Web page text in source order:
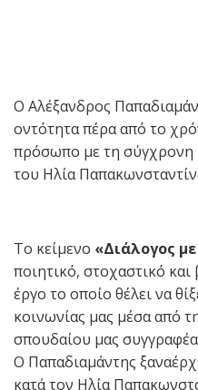
Ο Αλέξανδρος
οντότητα πέρα από το
πρόσωπο με τη σύγχρονη
του Ηλία
Το κείμενο «Διάλογος
ποιητικό, στοχαστικό και
έργο το οποίο θέλει να
κοινωνίας μας μέσα από
σπουδαίου μας
Ο Παπαδιαμάντης
κατά τον Ηλία